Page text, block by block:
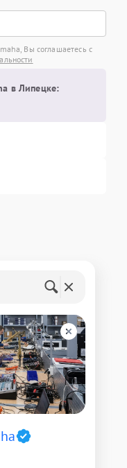
Вы соглашаетесь с
в Липецке: